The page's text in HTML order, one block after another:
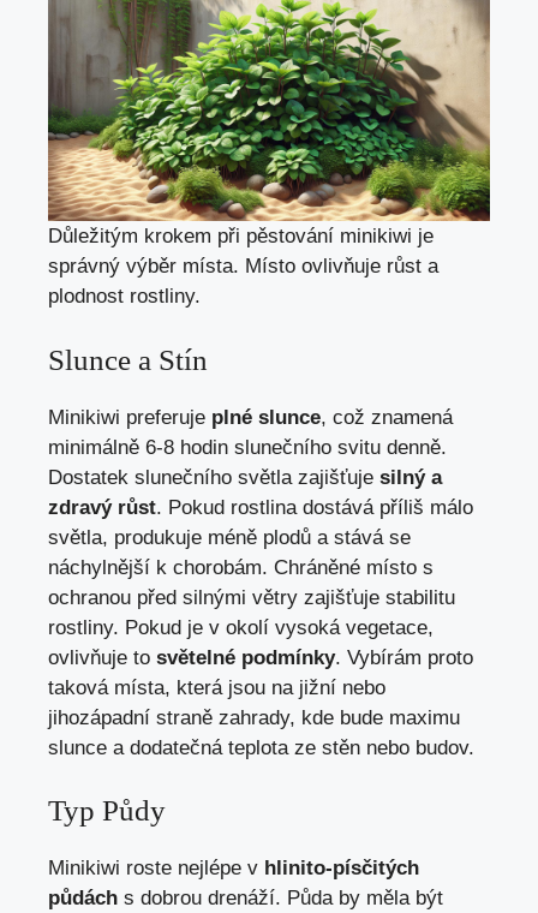
Důležitým krokem při pěstování minikiwi je
správný výběr místa. Místo ovlivňuje růst a
plodnost rostliny.
Slunce a Stín
Minikiwi preferuje plné slunce, což znamená
minimálně 6-8 hodin slunečního svitu denně.
Dostatek slunečního světla zajišťuje silný a
zdravý růst. Pokud rostlina dostává příliš málo
světla, produkuje méně plodů a stává se
náchylnější k chorobám. Chráněné místo s
ochranou před silnými větry zajišťuje stabilitu
rostliny. Pokud je v okolí vysoká vegetace,
ovlivňuje to světelné podmínky. Vybírám proto
taková místa, která jsou na jižní nebo
jihozápadní straně zahrady, kde bude maximu
slunce a dodatečná teplota ze stěn nebo budov.
Typ Půdy
Minikiwi roste nejlépe v hlinito-písčitých
půdách s dobrou drenáží. Půda by měla být